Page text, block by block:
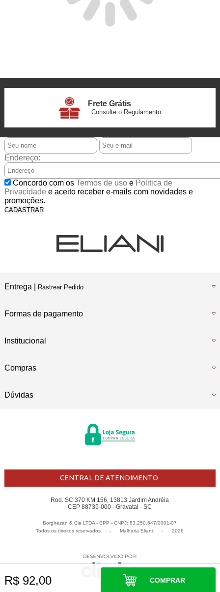
Frete Grátis
Consulte o Regulamento
6x Sem Juros
no Cartão
5% Desconto
No Pix
Endereço:
Concordo com os Termos de usoe Politica de
Privacidade e aceito receber e-mails com novidades e
promoções.
CADASTRAR
Entrega | Rastrear Pedido
Formas de pagamento
Institucional
Compras
Dúvidas
CENTRAL DE ATENDIMENTO
Rod. SC 370 KM 156, 13813 Jardim Andréia
CEP 88735-000 - Gravatal - SC
Borghezan & Cia LTDA - EPP - CNPJ: 83.250.647/0001-07
Todos os direitos reservados
- Malharia Eliani - 2026
R$ 92,00 COMPRAR